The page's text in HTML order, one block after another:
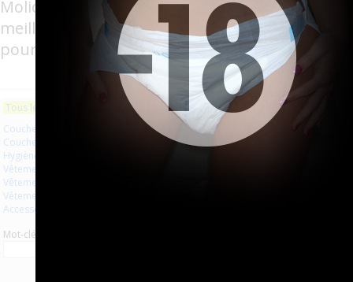
Molicare, Comficare, Confiance, Depend,
meilleurs produits aussi bien pour les
pour l'incontinence.
Tous les produits
Couches à usage unique
Couches lavables
Hygiène usage unique
Vêtements
Vêtements en plastique
Vêtements en latex
Accessoires
Mot-clé
Les plus récents Trier par nom
Aucun produit trouvé.